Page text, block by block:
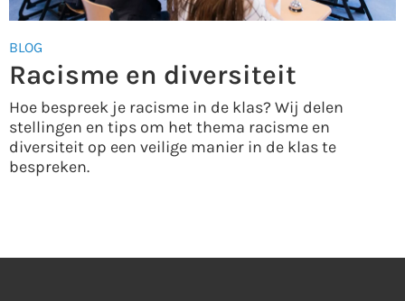
BLOG
Racisme en diversiteit
Hoe bespreek je racisme in de klas? Wij delen
stellingen en tips om het thema racisme en
diversiteit op een veilige manier in de klas te
bespreken.